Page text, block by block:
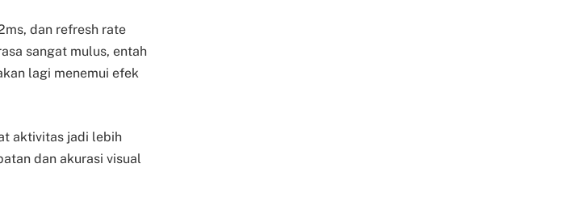
dan refresh rate
sangat mulus, entah
lagi menemui efek
aktivitas jadi lebih
dan akurasi visual